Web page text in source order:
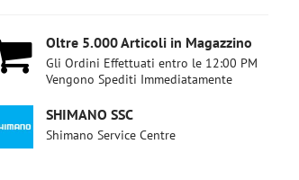
Oltre 5​.000 Articoli in Magazzino
Gli Ordini Effettuati entro le 12:00 PM
Vengono Spediti Immediatamente
SHIMANO SSC
Shimano Service Centre